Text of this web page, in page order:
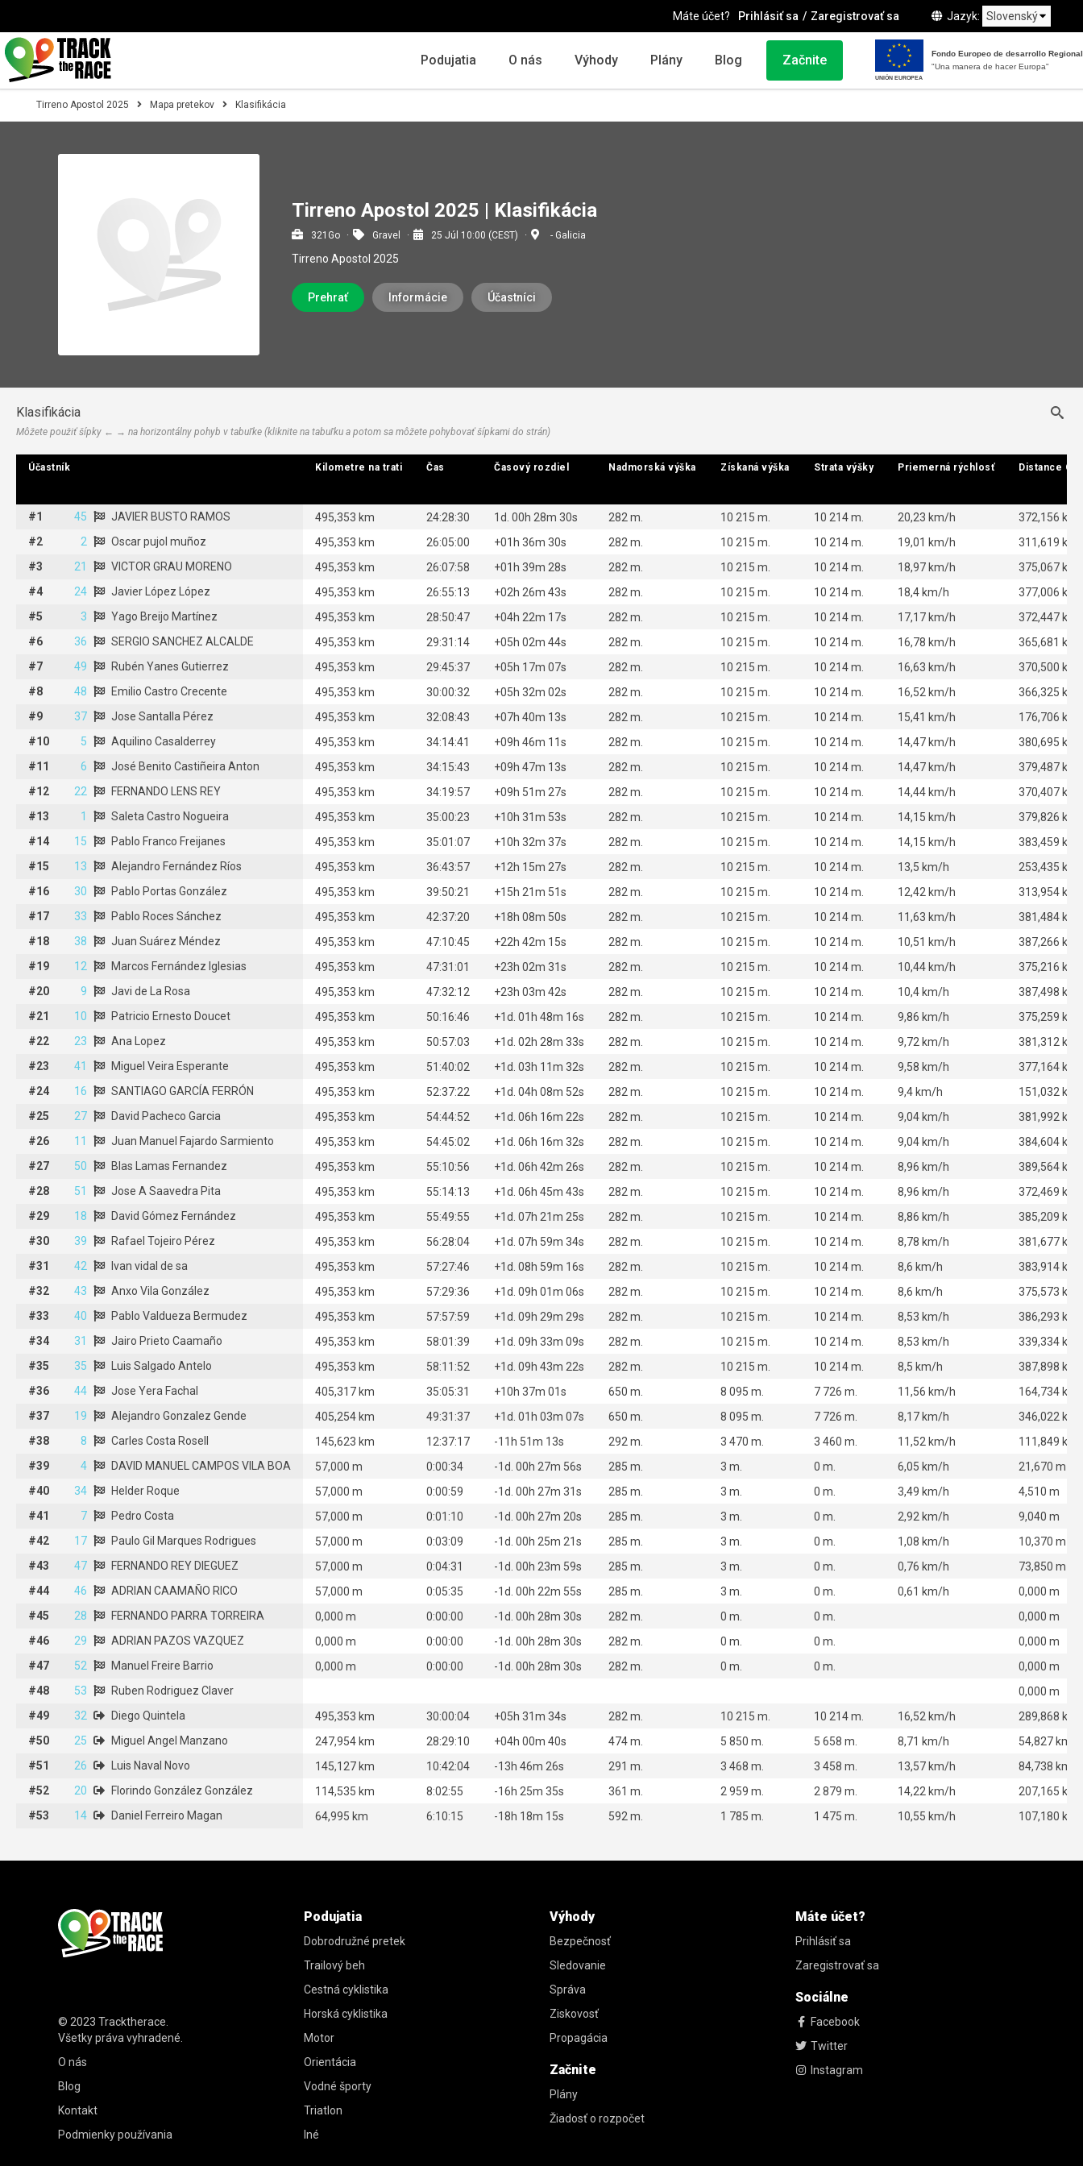
Máte účet? Prihlásiť sa Zaregistrovať sa Jazyk
Podujatia O nás Výhody Plány Blog Začnite
UNIÓN EUROPEA
Fondo Europeo de desarrollo Regional
"Una manera de hacer Europa"
Tirreno Apostol 2025 Mapa pretekov Klasifikácia
Tirreno Apostol 2025 | Klasifikácia
321Go Gravel 25 Júl 10:00 (CEST) - Galicia
Tirreno Apostol 2025
Prehrať Informácie Účastníci
Klasifikácia
Môžete použiť šípky ← → na horizontálny pohyb v tabuľke (kliknite na tabuľku a potom sa môžete pohybovať šípkami do strán)
Účastník Kilometre na trati Čas Časový rozdiel Nadmorská výška Získaná výška Strata výšky Priemerná rýchlosť Distance
#1 45 JAVIER BUSTO RAMOS 495,353 km 24:28:30 1d. 00h 28m 30s 282 m. 10 215 m. 10 214 m. 20,23 km/h
372,156 km
#2
2 Oscar pujol muñoz 495,353 km 26:05:00 +01h 36m 30s 282 m. 10 215 m. 10 214 m. 19,01 km/h
311,619 km
#3
21 VICTOR GRAU MORENO 495,353 km 26:07:58 +01h 39m 28s 282 m. 10 215 m. 10 214 m. 18,97 km/h
375,067 km
#4
24 Javier López López 495,353 km 26:55:13 +02h 26m 43s 282 m. 10 215 m. 10 214 m. 18,4 km/h
377,006 km
#5
3 Yago Breijo Martínez 495,353 km 28:50:47 +04h 22m 17s 282 m. 10 215 m. 10 214 m. 17,17 km/h
372,447 km
#6
36 SERGIO SANCHEZ ALCALDE 495,353 km 29:31:14 +05h 02m 44s 282 m. 10 215 m. 10 214 m. 16,78 km/h
365,681 km
#7
49 Rubén Yanes Gutierrez 495,353 km 29:45:37 +05h 17m 07s 282 m. 10 215 m. 10 214 m. 16,63 km/h
370,500 km
#8
48 Emilio Castro Crecente 495,353 km 30:00:32 +05h 32m 02s 282 m. 10 215 m. 10 214 m. 16,52 km/h
366,325 km
#9
37 Jose Santalla Pérez 495,353 km 32:08:43 +07h 40m 13s 282 m. 10 215 m. 10 214 m. 15,41 km/h
176,706 km
#10
5 Aquilino Casalderrey 495,353 km 34:14:41 +09h 46m 11s 282 m. 10 215 m. 10 214 m. 14,47 km/h
380,695 km
#11
6 José Benito Castiñeira Anton 495,353 km 34:15:43 +09h 47m 13s 282 m. 10 215 m. 10 214 m. 14,47 km/h
379,487 km
#12
22 FERNANDO LENS REY 495,353 km 34:19:57 +09h 51m 27s 282 m. 10 215 m. 10 214 m. 14,44 km/h
370,407 km
#13
1 Saleta Castro Nogueira 495,353 km 35:00:23 +10h 31m 53s 282 m. 10 215 m. 10 214 m. 14,15 km/h
379,826 km
#14
15 Pablo Franco Freijanes 495,353 km 35:01:07 +10h 32m 37s 282 m. 10 215 m. 10 214 m. 14,15 km/h
383,459 km
#15
13 Alejandro Fernández Ríos 495,353 km 36:43:57 +12h 15m 27s 282 m. 10 215 m. 10 214 m. 13,5 km/h
253,435 km
#16
30 Pablo Portas González 495,353 km 39:50:21 +15h 21m 51s 282 m. 10 215 m. 10 214 m. 12,42 km/h
313,954 km
#17
33 Pablo Roces Sánchez 495,353 km 42:37:20 +18h 08m 50s 282 m. 10 215 m. 10 214 m. 11,63 km/h
381,484 km
#18
38 Juan Suárez Méndez 495,353 km 47:10:45 +22h 42m 15s 282 m. 10 215 m. 10 214 m. 10,51 km/h
387,266 km
#19
12 Marcos Fernández Iglesias 495,353 km 47:31:01 +23h 02m 31s 282 m. 10 215 m. 10 214 m. 10,44 km/h
375,216 km
#20
9 Javi de La Rosa 495,353 km 47:32:12 +23h 03m 42s 282 m. 10 215 m. 10 214 m. 10,4 km/h
387,498 km
#21
10 Patricio Ernesto Doucet 495,353 km 50:16:46 +1d. 01h 48m 16s 282 m. 10 215 m. 10 214 m. 9,86 km/h
375,259 km
#22
23 Ana Lopez 495,353 km 50:57:03 +1d. 02h 28m 33s 282 m. 10 215 m. 10 214 m. 9,72 km/h
381,312 km
#23
41 Miguel Veira Esperante 495,353 km 51:40:02 +1d. 03h 11m 32s 282 m. 10 215 m. 10 214 m. 9,58 km/h
377,164 km
#24
16 SANTIAGO GARCÍA FERRÓN 495,353 km 52:37:22 +1d. 04h 08m 52s 282 m. 10 215 m. 10 214 m. 9,4 km/h
151,032 km
#25
27 David Pacheco Garcia 495,353 km 54:44:52 +1d. 06h 16m 22s 282 m. 10 215 m. 10 214 m. 9,04 km/h
381,992 km
#26
11 Juan Manuel Fajardo Sarmiento 495,353 km 54:45:02 +1d. 06h 16m 32s 282 m. 10 215 m. 10 214 m. 9,04 km/h
384,604 km
#27
50 Blas Lamas Fernandez 495,353 km 55:10:56 +1d. 06h 42m 26s 282 m. 10 215 m. 10 214 m. 8,96 km/h
389,564 km
#28
51 Jose A Saavedra Pita 495,353 km 55:14:13 +1d. 06h 45m 43s 282 m. 10 215 m. 10 214 m. 8,96 km/h
372,469 km
#29
18 David Gómez Fernández 495,353 km 55:49:55 +1d. 07h 21m 25s 282 m. 10 215 m. 10 214 m. 8,86 km/h
385,209 km
#30
39 Rafael Tojeiro Pérez 495,353 km 56:28:04 +1d. 07h 59m 34s 282 m. 10 215 m. 10 214 m. 8,78 km/h
381,677 km
#31
42 Ivan vidal de sa 495,353 km 57:27:46 +1d. 08h 59m 16s 282 m. 10 215 m. 10 214 m. 8,6 km/h
383,914 km
#32
43 Anxo Vila González 495,353 km 57:29:36 +1d. 09h 01m 06s 282 m. 10 215 m. 10 214 m. 8,6 km/h
375,573 km
#33
40 Pablo Valdueza Bermudez 495,353 km 57:57:59 +1d. 09h 29m 29s 282 m. 10 215 m. 10 214 m. 8,53 km/h
386,293 km
#34
31 Jairo Prieto Caamaño 495,353 km 58:01:39 +1d. 09h 33m 09s 282 m. 10 215 m. 10 214 m. 8,53 km/h
339,334 km
#35
35 Luis Salgado Antelo 495,353 km 58:11:52 +1d. 09h 43m 22s 282 m. 10 215 m. 10 214 m. 8,5 km/h
387,898 km
#36
44 Jose Yera Fachal 405,317 km 35:05:31 +10h 37m 01s 650 m. 8 095 m. 7 726 m. 11,56 km/h
164,734 km
#37
19 Alejandro Gonzalez Gende 405,254 km 49:31:37 +1d. 01h 03m 07s 650 m. 8 095 m. 7 726 m. 8,17 km/h
346,022 km
#38
8 Carles Costa Rosell 145,623 km 12:37:17 -11h 51m 13s 292 m. 3 470 m. 3 460 m. 11,52 km/h
111,849 km
#39
4 DAVID MANUEL CAMPOS VILA BOA 57,000 m 0:00:34 -1d. 00h 27m 56s 285 m. 3 m. 0 m. 6,05 km/h
21,670 m
#40
34 Helder Roque 57,000 m 0:00:59 -1d. 00h 27m 31s 285 m. 3 m. 0 m. 3,49 km/h
4,510 m
#41
7 Pedro Costa 57,000 m 0:01:10 -1d. 00h 27m 20s 285 m. 3 m. 0 m. 2,92 km/h
9,040 m
#42
17 Paulo Gil Marques Rodrigues 57,000 m 0:03:09 -1d. 00h 25m 21s 285 m. 3 m. 0 m. 1,08 km/h
10,370 m
#43
47 FERNANDO REY DIEGUEZ 57,000 m 0:04:31 -1d. 00h 23m 59s 285 m. 3 m. 0 m. 0,76 km/h
73,850 m
#44
46 ADRIAN CAAMAÑO RICO 57,000 m 0:05:35 -1d. 00h 22m 55s 285 m. 3 m. 0 m. 0,61 km/h
0,000 m
#45
28 FERNANDO PARRA TORREIRA 0,000 m 0:00:00 -1d. 00h 28m 30s 282 m. 0 m. 0 m.
0,000 m
#46
29 ADRIAN PAZOS VAZQUEZ 0,000 m 0:00:00 -1d. 00h 28m 30s 282 m. 0 m. 0 m.
0,000 m
#47
52 Manuel Freire Barrio 0,000 m 0:00:00 -1d. 00h 28m 30s 282 m. 0 m. 0 m.
0,000 m
#48
53 Ruben Rodriguez Claver
0,000 m
#49
32 Diego Quintela 495,353 km 30:00:04 +05h 31m 34s 282 m. 10 215 m. 10 214 m. 16,52 km/h
289,868 km
#50
25 Miguel Angel Manzano 247,954 km 28:29:10 +04h 00m 40s 474 m. 5 850 m. 5 658 m. 8,71 km/h
54,827 km
#51
26 Luis Naval Novo 145,127 km 10:42:04 -13h 46m 26s 291 m. 3 468 m. 3 458 m. 13,57 km/h
84,738 km
#52
20 Florindo González González 114,535 km 8:02:55 -16h 25m 35s 361 m. 2 959 m. 2 879 m. 14,22 km/h
207,165 km
#53
14 Daniel Ferreiro Magan 64,995 km 6:10:15 -18h 18m 15s 592 m. 1 785 m. 1 475 m. 10,55 km/h 107,180 km
#1
JAVIER BUSTO RAMOS
#2
Oscar pujol muñoz
#3
VICTOR GRAU MORENO
#4
Javier López López
#5
Yago Breijo Martínez
#6
SERGIO SANCHEZ ALCALDE
#7
Rubén Yanes Gutierrez
#8
Emilio Castro Crecente
#9
Jose Santalla Pérez
#10
Aquilino Casalderrey
#11
José Benito Castiñeira Anton
#12
FERNANDO LENS REY
#13
Saleta Castro Nogueira
#14
Pablo Franco Freijanes
#15
Alejandro Fernández Ríos
#16
Pablo Portas González
#17
Pablo Roces Sánchez
#18
Juan Suárez Méndez
#19
Marcos Fernández Iglesias
#20
Javi de La Rosa
#21
Patricio Ernesto Doucet
#22
Ana Lopez
#23
Miguel Veira Esperante
#24
SANTIAGO GARCÍA FERRÓN
#25
David Pacheco Garcia
#26
Juan Manuel Fajardo Sarmiento
#27
Blas Lamas Fernandez
#28
Jose A Saavedra Pita
#29
David Gómez Fernández
#30
Rafael Tojeiro Pérez
#31
Ivan vidal de sa
#32
Anxo Vila González
#33
Pablo Valdueza Bermudez
#34
Jairo Prieto Caamaño
#35
Luis Salgado Antelo
#36
Jose Yera Fachal
#37
Alejandro Gonzalez Gende
#38
Carles Costa Rosell
#39
DAVID MANUEL CAMPOS VILA BOA
#40
Helder Roque
#41
Pedro Costa
#42
Paulo Gil Marques Rodrigues
#43
FERNANDO REY DIEGUEZ
#44
ADRIAN CAAMAÑO RICO
#45
FERNANDO PARRA TORREIRA
#46
ADRIAN PAZOS VAZQUEZ
#47
Manuel Freire Barrio
#48
Ruben Rodriguez Claver
#49
Diego Quintela
#50
Miguel Angel Manzano
#51
Luis Naval Novo
#52
Florindo González González
#53
Daniel Ferreiro Magan
Účastník Kilometre na trati Čas Časový rozdiel Nadmorská výška Získaná výška Strata výšky Priemerná rýchlosť Distance
© 2023 Tracktherace
Všetky práva vyhradené.
O nás
Blog
Kontakt
Podmienky používania
Podujatia
Dobrodružné pretek
Trailový beh
Cestná cyklistika
Horská cyklistika
Motor
Orientácia
Vodné športy
Triatlon
Iné
Výhody
Bezpečnosť
Sledovanie
Správa
Ziskovosť
Propagácia
Začnite
Plány
Žiadosť o rozpočet
Máte účet?
Prihlásiť sa
Zaregistrovať sa
Sociálne
Facebook
Twitter
Instagram